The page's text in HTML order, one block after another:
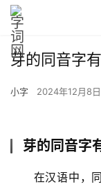
芽的同音字
小字 2024年12月8
芽的同音字
在汉语中，同